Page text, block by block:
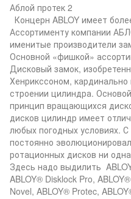
Аблой протек 2
Концерн ABLOY имеет
Ассортименту компании
именитые производители
Основной «фишкой»
Дисковый замок,
Хенрикссоном,
строении цилиндра.
принцип вращающихся
дисков цилиндр имеет
любых погодных условиях.
постоянно
ротационных дисков ни
Здесь надо выдилить
ABLOY® Disklock Pro,
Novel, ABLOY® Protec,